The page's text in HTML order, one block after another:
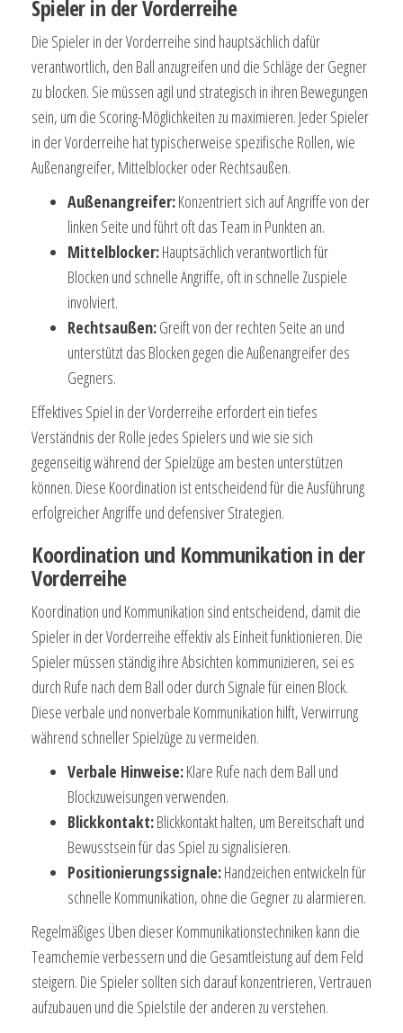
Spieler in der Vorderreihe
Die Spieler in der Vorderreihe sind hauptsächlich dafür
verantwortlich, den Ball anzugreifen und die Schläge der Gegner
zu blocken. Sie müssen agil und strategisch in ihren Bewegungen
sein, um die Scoring-Möglichkeiten zu maximieren. Jeder Spieler
in der Vorderreihe hat typischerweise spezifische Rollen, wie
Außenangreifer, Mittelblocker oder Rechtsaußen.
Außenangreifer:Konzentriert sich auf Angriffe von der
linken Seite und führt oft das Team in Punkten an.
Mittelblocker:Hauptsächlich verantwortlich für
Blocken und schnelle Angriffe, oft in schnelle Zuspiele
involviert.
Rechtsaußen:Greift von der rechten Seite an und
unterstützt das Blocken gegen die Außenangreifer des
Gegners.
Effektives Spiel in der Vorderreihe erfordert ein tiefes
Verständnis der Rolle jedes Spielers und wie sie sich
gegenseitig während der Spielzüge am besten unterstützen
können. Diese Koordination ist entscheidend für die Ausführung
erfolgreicher Angriffe und defensiver Strategien.
Koordination und Kommunikation in der
Vorderreihe
Koordination und Kommunikation sind entscheidend, damit die
Spieler in der Vorderreihe effektiv als Einheit funktionieren. Die
Spieler müssen ständig ihre Absichten kommunizieren, sei es
durch Rufe nach dem Ball oder durch Signale für einen Block.
Diese verbale und nonverbale Kommunikation hilft, Verwirrung
während schneller Spielzüge zu vermeiden.
Verbale Hinweise:Klare Rufe nach dem Ball und
Blockzuweisungen verwenden.
Blickkontakt:Blickkontakt halten, um Bereitschaft und
Bewusstsein für das Spiel zu signalisieren.
Positionierungssignale:Handzeichen entwickeln für
schnelle Kommunikation, ohne die Gegner zu alarmieren.
Regelmäßiges Üben dieser Kommunikationstechniken kann die
Teamchemie verbessern und die Gesamtleistung auf dem Feld
steigern. Die Spieler sollten sich darauf konzentrieren, Vertrauen
aufzubauen und die Spielstile der anderen zu verstehen.